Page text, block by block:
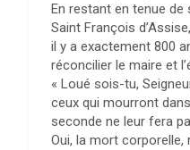
En restant en tenue de
Saint François
il y a exactement 800
réconcilier le maire et
« Loué sois-tu,
ceux qui mourront
seconde ne leur fera
Oui, la mort